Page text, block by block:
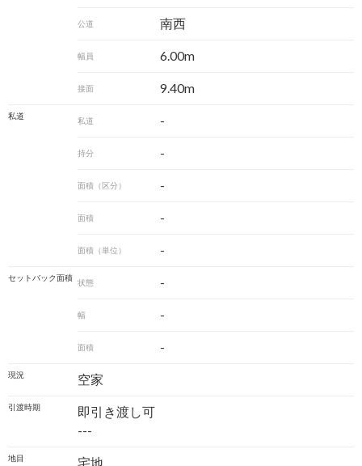
公道 南西
幅員 6.00m
接面 9.40m
私道 私道 -
持分 -
面積（区分） -
面積 -
面積（単位） -
セットバック面積 状態 -
幅 -
面積 -
現況 空家
引渡時期
即引き渡し可
---
地目 宅地